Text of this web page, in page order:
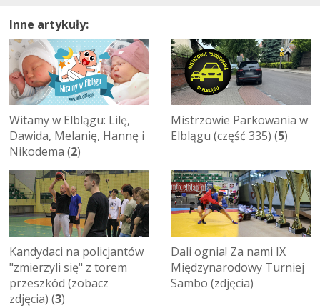
Inne artykuły:
Witamy w Elblągu: Lilę,
Dawida, Melanię, Hannę i
Nikodema (2)
Mistrzowie Parkowania w
Elblągu (część 335) (5)
Kandydaci na policjantów
"zmierzyli się" z torem
przeszkód (zobacz
zdjęcia) (3)
Dali ognia! Za nami IX
Międzynarodowy Turniej
Sambo (zdjęcia)